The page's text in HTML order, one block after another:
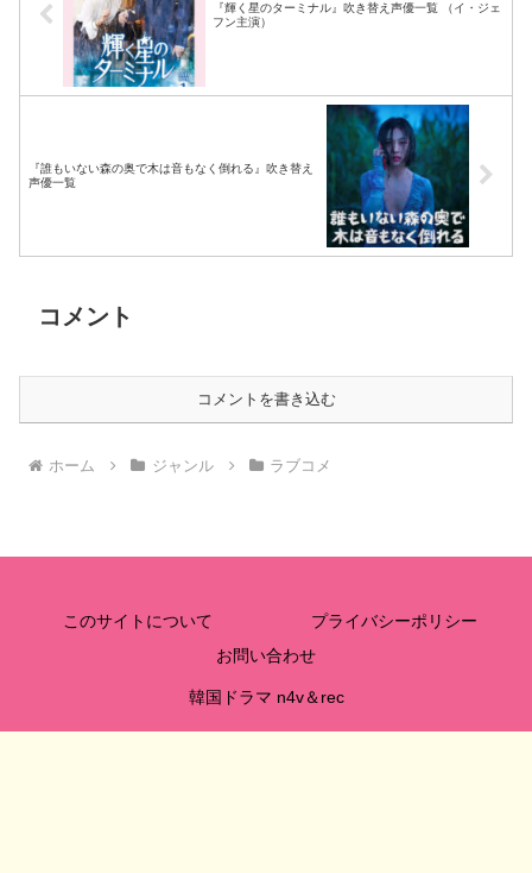
『輝く星のターミナル』吹き替え声優一覧 （イ・ジェ
フン主演）
『誰もいない森の奥で木は音もなく倒れる』吹き替え
声優一覧
コメント
コメントを書き込む
ホーム ジャンル ラブコメ
このサイトについて
プライバシーポリシー
お問い合わせ
韓国ドラマ n4v＆rec